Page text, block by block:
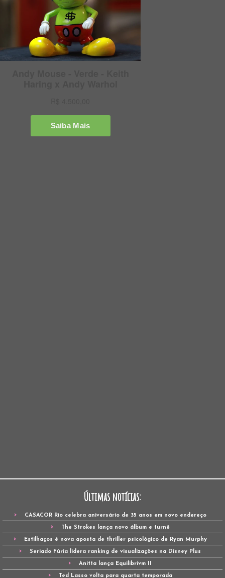
Últimas notícias:
CASACOR Rio celebra aniversário de 35 anos em novo endereço
The Strokes lança novo álbum e turnê
Estilhaços é nova aposta de thriller psicológico de Ryan Murphy
Seriado Fúria lidera ranking de visualizações na Disney Plus
Anitta lança Equilibrivm II
Ted Lasso volta para quarta temporada